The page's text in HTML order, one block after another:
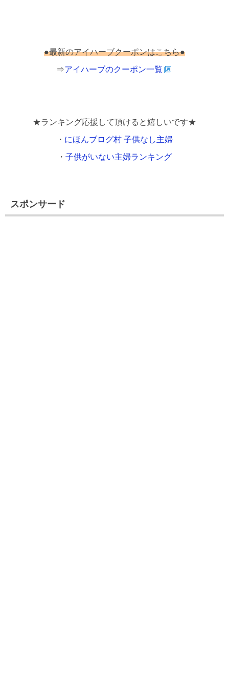
●最新のアイハーブクーポンはこちら●
⇒アイハーブのクーポン一覧
★ランキング応援して頂けると嬉しいです★
・ にほんブログ村 子供なし主婦
・ 子供がいない主婦ランキング
スポンサード